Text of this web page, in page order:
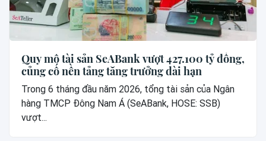
Quy mô tài sản SeABank vượt 427.100 tỷ đồng,
củng cố nền tảng tăng trưởng dài hạn
Trong 6 tháng đầu năm 2026, tổng tài sản của Ngân
hàng TMCP Đông Nam Á (SeABank, HOSE: SSB)
vượt...